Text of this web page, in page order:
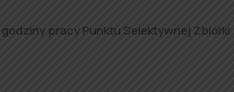
pracy Punktu Selektywnej Zbiórki